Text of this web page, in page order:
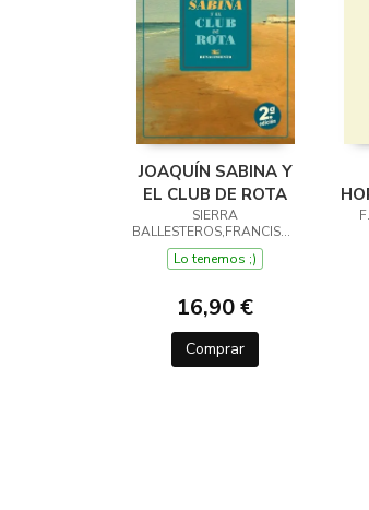
JOAQUÍN SABINA Y
EL CLUB DE ROTA
SIERRA
BALLESTEROS,FRANCISCO
Lo tenemos ;)
16,90 €
Comprar